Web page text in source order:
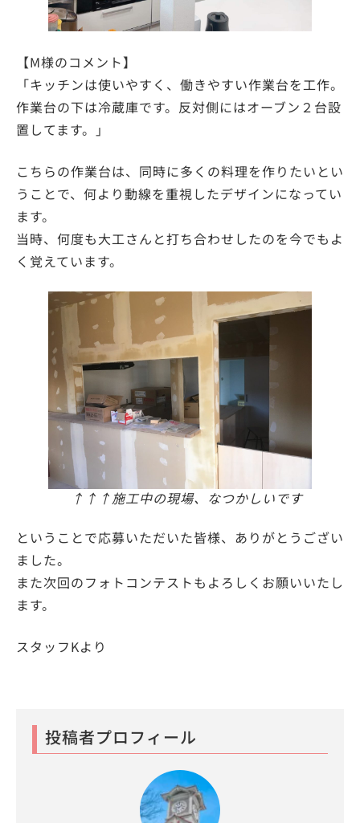
【M様のコメント】
「キッチンは使いやすく、働きやすい作業台を工作。
作業台の下は冷蔵庫です。反対側にはオーブン２台設
置してます。」
こちらの作業台は、同時に多くの料理を作りたいとい
うことで、何より動線を重視したデザインになってい
ます。
当時、何度も大工さんと打ち合わせしたのを今でもよ
く覚えています。
↑↑↑施工中の現場、なつかしいです
ということで応募いただいた皆様、ありがとうござい
ました。
また次回のフォトコンテストもよろしくお願いいたし
ます。
スタッフKより
投稿者プロフィール